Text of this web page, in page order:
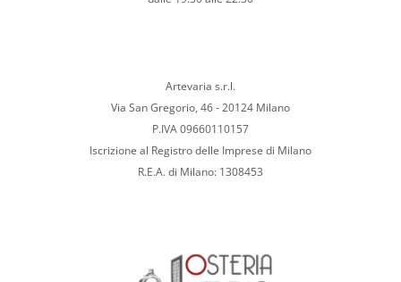
Artevaria s.r.l.
Via San Gregorio, 46 - 20124 Milano
P.IVA 09660110157
Iscrizione al Registro delle Imprese di Milano
R.E.A. di Milano: 1308453